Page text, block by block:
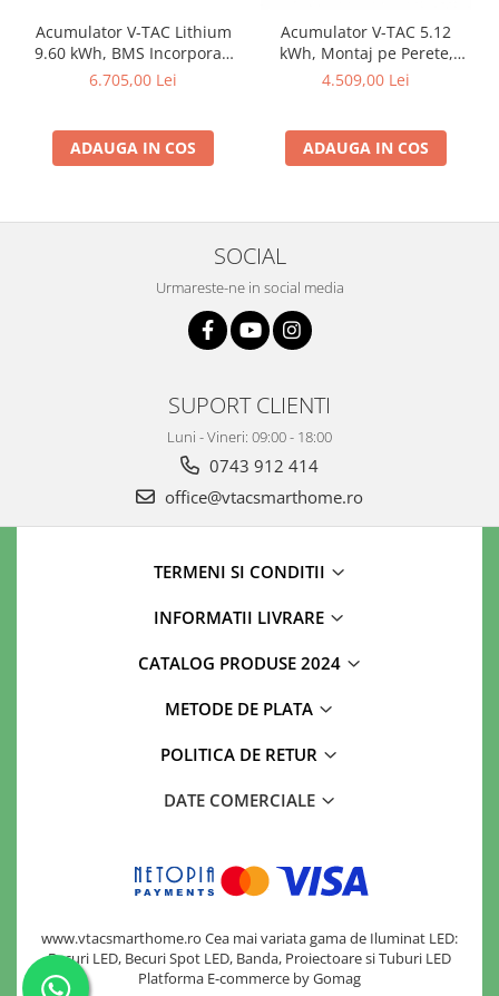
Acumulator V-TAC Lithium
9.60 kWh, BMS Incorporat,
Pentru Invertor Solar
6.705,00 Lei
ADAUGA IN COS
Acumulator V-TAC 5.12
kWh, Montaj pe Perete,
IP20, 51.2V, 6000 Cicluri
4.509,00 Lei
ADAUGA IN COS
SOCIAL
Urmareste-ne in social media
SUPORT CLIENTI
Luni - Vineri: 09:00 - 18:00
0743 912 414
office@vtacsmarthome.ro
TERMENI SI CONDITII
INFORMATII LIVRARE
CATALOG PRODUSE 2024
METODE DE PLATA
POLITICA DE RETUR
DATE COMERCIALE
www.vtacsmarthome.ro Cea mai variata gama de Iluminat LED:
Becuri LED, Becuri Spot LED, Banda, Proiectoare si Tuburi LED
Platforma E-commerce by Gomag